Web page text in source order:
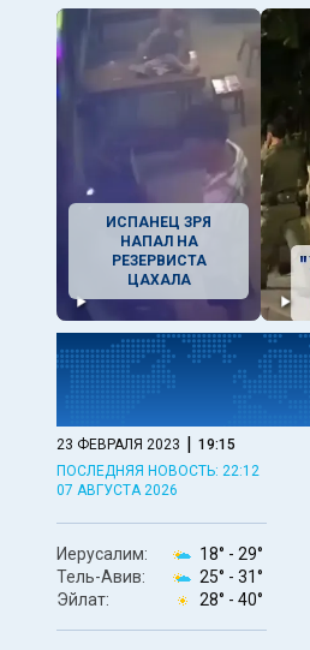
ИСПАНЕЦ ЗРЯ
НАПАЛ НА
РЕЗЕРВИСТА
ЦАХАЛА
23 ФЕВРАЛЯ 2023 | 19:15
ПОСЛЕДНЯЯ НОВОСТЬ: 22:12
07 АВГУСТА 2026
Иерусалим: 18° - 29°
Тель-Авив:
25° - 31°
Эйлат:
28° - 40°